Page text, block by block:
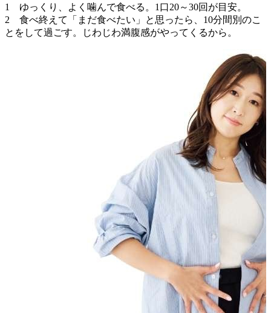
1 ゆっくり、よく噛んで食べる。1口20～30回が目安。
2 食べ終えて「まだ食べたい」と思ったら、10分間別のこ
とをして過ごす。じわじわ満腹感がやってくるから。